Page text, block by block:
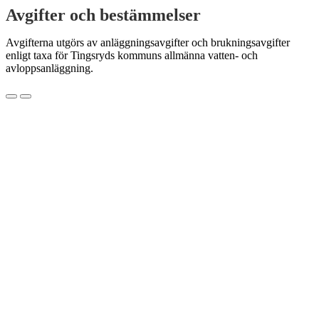
Avgifter och bestämmelser
Avgifterna utgörs av anläggningsavgifter och brukningsavgifter
enligt taxa för Tingsryds kommuns allmänna vatten- och
avloppsanläggning.